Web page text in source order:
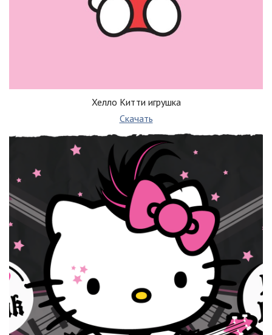
Хелло Китти игрушка
Скачать